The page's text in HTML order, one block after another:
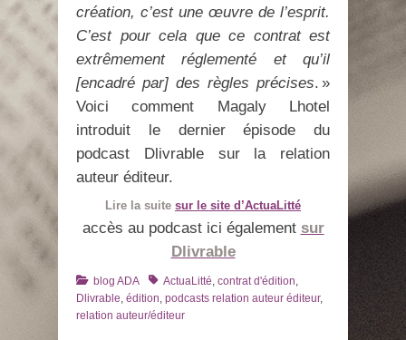
création, c’est une œuvre de l’esprit.
C’est pour cela que ce contrat est
extrêmement réglementé et qu’il
[encadré par] des règles précises. »
Voici comment Magaly Lhotel
introduit le dernier épisode du
podcast Dlivrable sur la relation
auteur éditeur.
Lire la suite sur le site d’ActuaLitté
accès au podcast ici également sur
Dlivrable
Catégories
blog ADA TagsActuaLitté, contrat d'édition,
Dlivrable, édition, podcasts relation auteur éditeur,
relation auteur/éditeur